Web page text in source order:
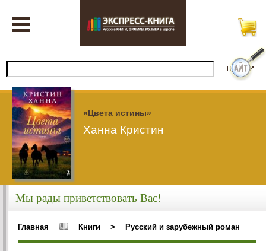
«Цвета истины»
Ханна Кристин
Мы рады приветствовать Вас!
Главная Книги > Русский и зарубежный роман